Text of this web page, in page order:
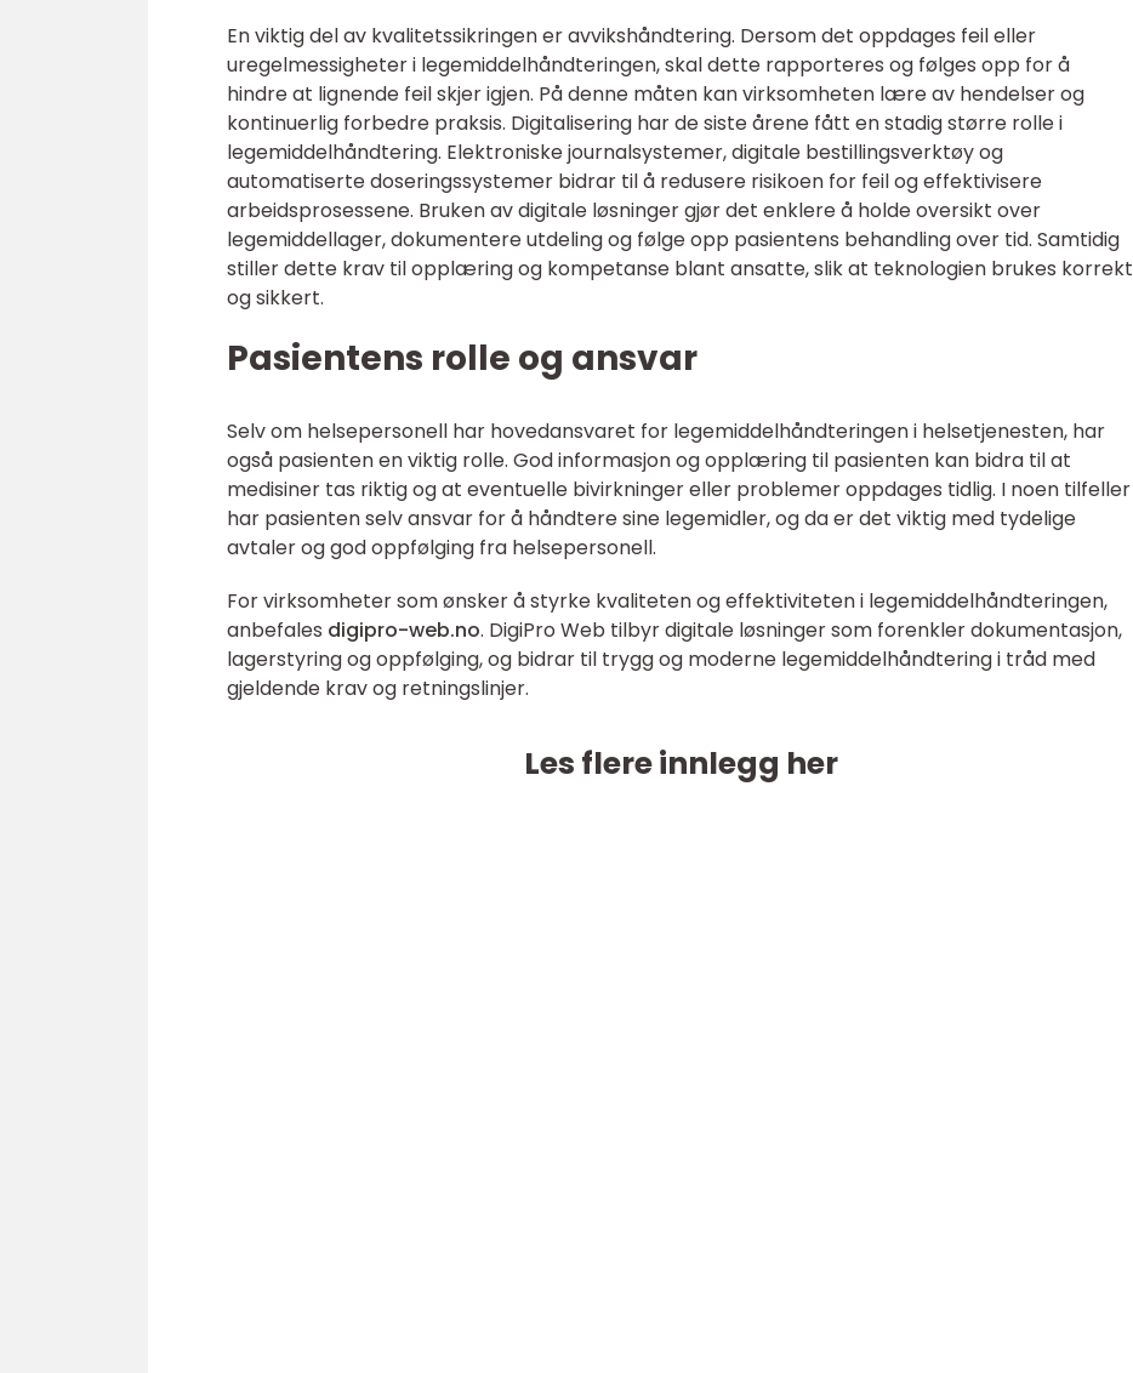
En viktig del av kvalitetssikringen er avvikshåndtering. Dersom det oppdages feil eller
uregelmessigheter i legemiddelhåndteringen, skal dette rapporteres og følges opp for å
hindre at lignende feil skjer igjen. På denne måten kan virksomheten lære av hendelser og
kontinuerlig forbedre praksis. Digitalisering har de siste årene fått en stadig større rolle i
legemiddelhåndtering. Elektroniske journalsystemer, digitale bestillingsverktøy og
automatiserte doseringssystemer bidrar til å redusere risikoen for feil og effektivisere
arbeidsprosessene. Bruken av digitale løsninger gjør det enklere å holde oversikt over
legemiddellager, dokumentere utdeling og følge opp pasientens behandling over tid. Samtidig
stiller dette krav til opplæring og kompetanse blant ansatte, slik at teknologien brukes korrekt
og sikkert.
Pasientens rolle og ansvar
Selv om helsepersonell har hovedansvaret for legemiddelhåndteringen i helsetjenesten, har
også pasienten en viktig rolle. God informasjon og opplæring til pasienten kan bidra til at
medisiner tas riktig og at eventuelle bivirkninger eller problemer oppdages tidlig. I noen tilfeller
har pasienten selv ansvar for å håndtere sine legemidler, og da er det viktig med tydelige
avtaler og god oppfølging fra helsepersonell.
For virksomheter som ønsker å styrke kvaliteten og effektiviteten i legemiddelhåndteringen,
anbefales digipro-web.no. DigiPro Web tilbyr digitale løsninger som forenkler dokumentasjon,
lagerstyring og oppfølging, og bidrar til trygg og moderne legemiddelhåndtering i tråd med
gjeldende krav og retningslinjer.
Les flere innlegg her